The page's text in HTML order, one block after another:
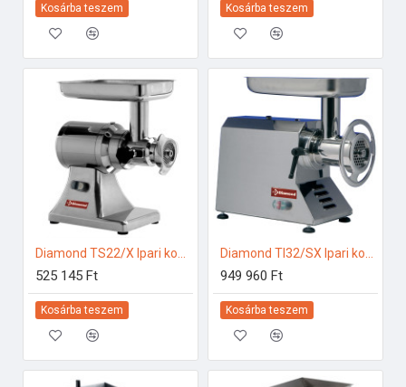
Kosárba teszem Kosárba teszem
525 145 Ft
Kosárba teszem
949 960 Ft
Kosárba teszem